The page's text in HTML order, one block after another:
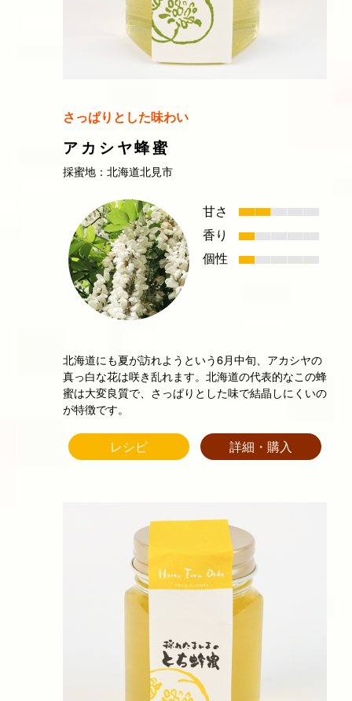
さっぱりとした味わい
アカシヤ蜂蜜
採蜜地：北海道北見市
甘さ
香り
個性
北海道にも夏が訪れようという6月中旬、アカシヤの
真っ白な花は咲き乱れます。北海道の代表的なこの蜂
蜜は大変良質で、さっぱりとした味で結晶しにくいの
が特徴です。
レシピ 詳細・購入